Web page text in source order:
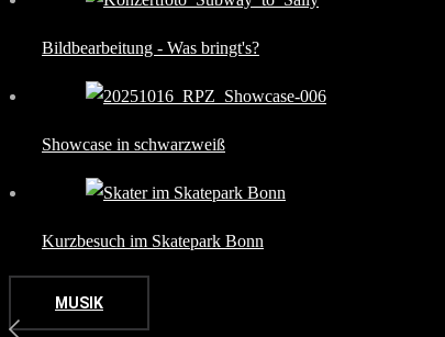
Bildbearbeitung - Was bringt's?
Showcase in schwarzweiß
Kurzbesuch im Skatepark Bonn
MUSIK